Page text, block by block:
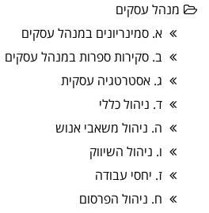
מנהל עסקים
א. סמינריונים במנהל עסקים
ב. סקירות ספרות במנהל עסקים
ג. אסטרטגיה עסקית
ד. ניהול כללי
ה. ניהול משאבי אנוש
ו. ניהול השיווק
ז. יחסי עבודה
ח. ניהול הפרסום